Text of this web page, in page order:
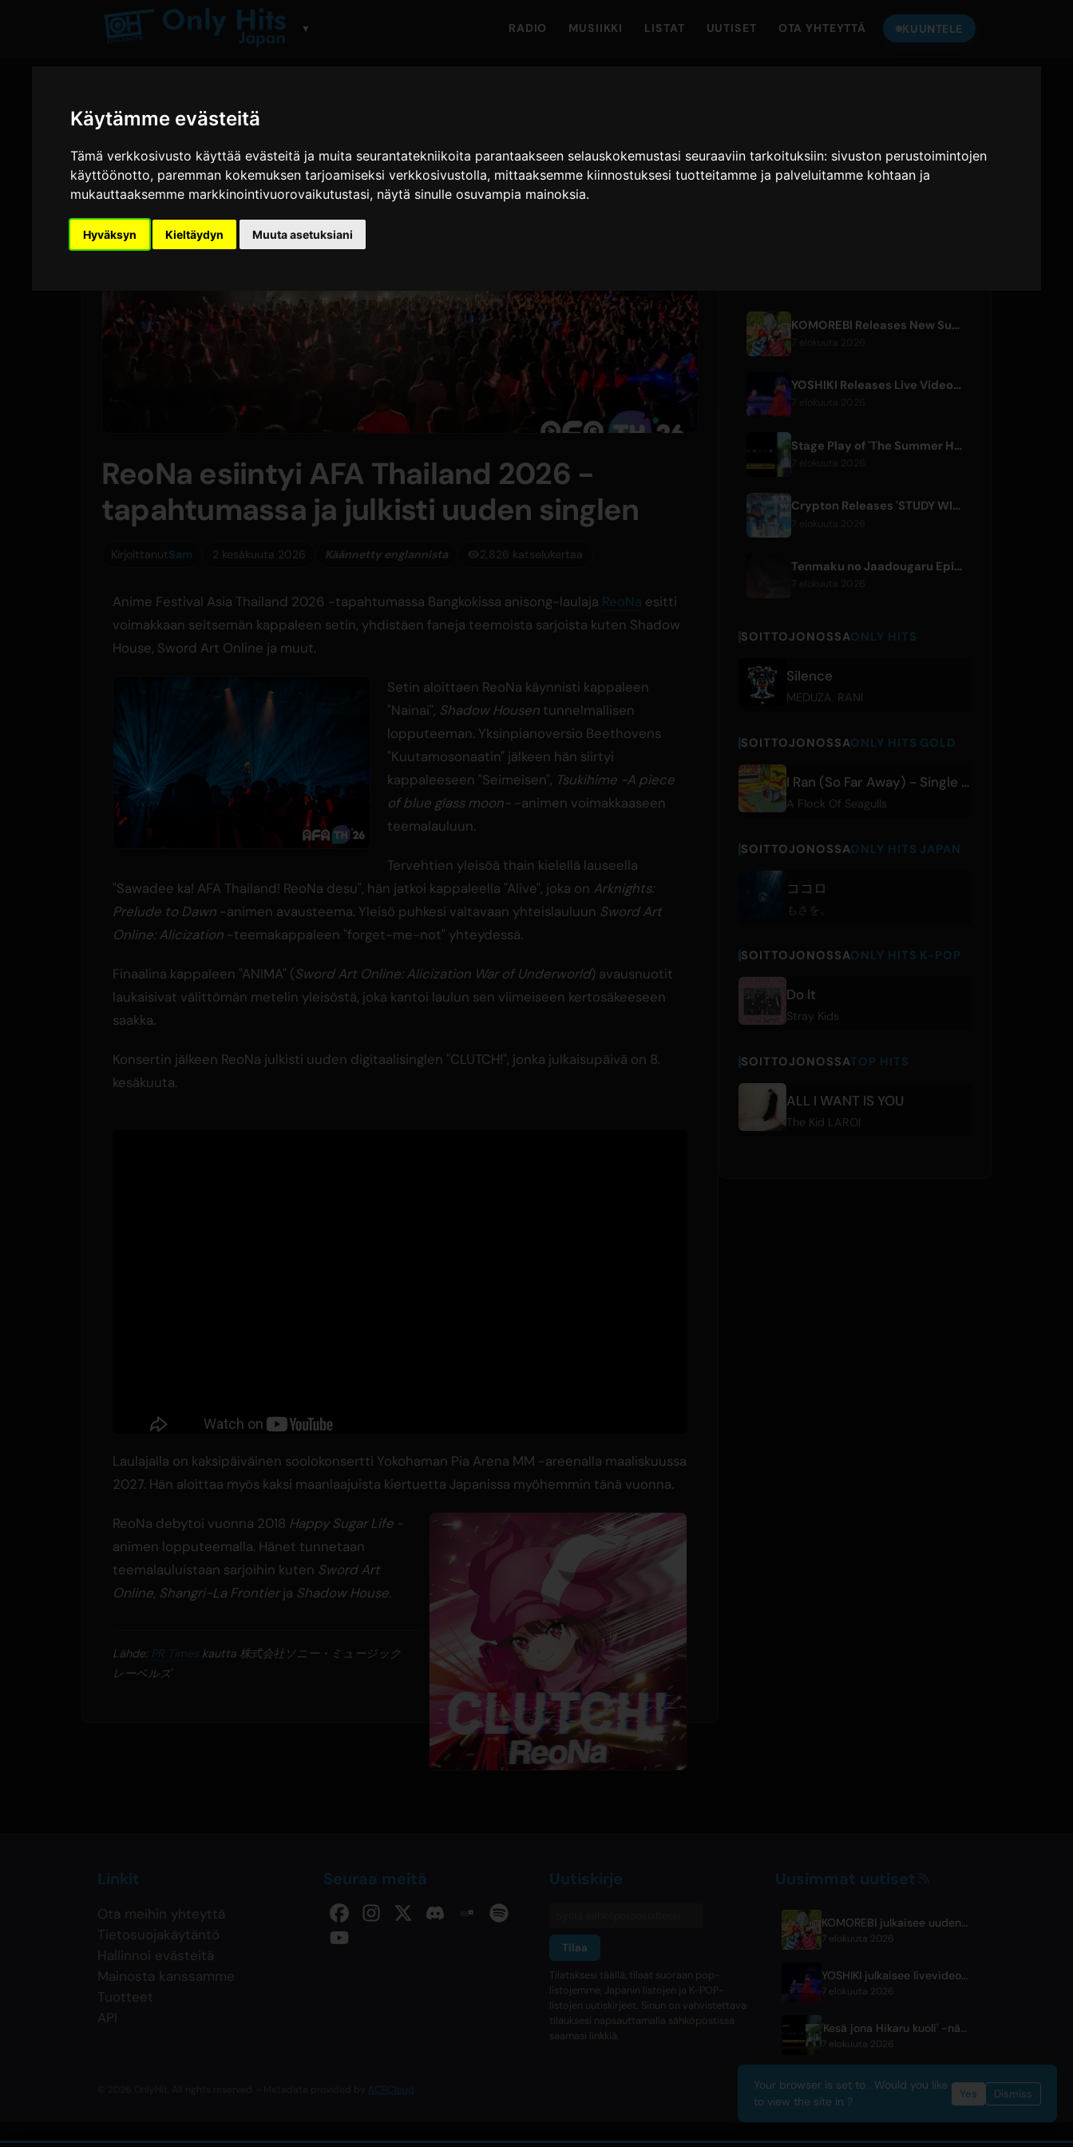
Käytämme evästeitä
Tämä verkkosivusto käyttää evästeitä ja muita seurantatekniikoita parantaakseen selauskokemustasi seuraaviin tarkoituksiin: sivuston perustoimintojen
käyttöönotto, paremman kokemuksen tarjoamiseksi verkkosivustolla, mittaaksemme kiinnostuksesi tuotteitamme ja palveluitamme kohtaan ja
mukauttaaksemme markkinointivuorovaikutustasi, näytä sinulle osuvampia mainoksia.
Hyväksyn Kieltäydyn Muuta asetuksiani
▼ RADIO MUSIIKKI LISTAT UUTISET OTA YHTEYTTÄ KUUNTELE
ReoNa esiintyi AFA Thailand 2026 -
tapahtumassa ja julkisti uuden singlen
KirjoittanutSam 2 kesäkuuta 2026 Käännetty englannista 2,826 katselukertaa
Anime Festival Asia Thailand 2026 -tapahtumassa Bangkokissa anisong-laulaja ReoNa esitti
voimakkaan seitsemän kappaleen setin, yhdistäen faneja teemoista sarjoista kuten Shadow
House, Sword Art Online ja muut.
Setin aloittaen ReoNa käynnisti kappaleen
"Nainai", Shadow Housen tunnelmallisen
lopputeeman. Yksinpianoversio Beethovens
"Kuutamosonaatin" jälkeen hän siirtyi
kappaleeseen "Seimeisen", Tsukihime -A piece
of blue glass moon- -animen voimakkaaseen
teemalauluun.
Tervehtien yleisöä thain kielellä lauseella
"Sawadee ka! AFA Thailand! ReoNa desu", hän jatkoi kappaleella "Alive", joka on Arknights:
Prelude to Dawn -animen avausteema. Yleisö puhkesi valtavaan yhteislauluun Sword Art
Online: Alicization -teemakappaleen "forget-me-not" yhteydessä.
Finaalina kappaleen "ANIMA" (Sword Art Online: Alicization War of Underworld) avausnuotit
laukaisivat välittömän metelin yleisöstä, joka kantoi laulun sen viimeiseen kertosäkeeseen
saakka.
Konsertin jälkeen ReoNa julkisti uuden digitaalisinglen "CLUTCH!", jonka julkaisupäivä on 8.
kesäkuuta.
Laulajalla on kaksipäiväinen soolokonsertti Yokohaman Pia Arena MM -areenalla maaliskuussa
2027. Hän aloittaa myös kaksi maanlaajuista kiertuetta Japanissa myöhemmin tänä vuonna.
ReoNa debytoi vuonna 2018 Happy Sugar Life -
animen lopputeemalla. Hänet tunnetaan
teemalauluistaan sarjoihin kuten Sword Art
Online, Shangri-La Frontierja Shadow House.
Lähde: PR Times kautta 株式会社ソニー・ミュージック
レーベルズ
Only Hits Japan
KOMOREBI Releases New Summer Single 'Letsu Natsu'
7 elokuuta 2026
YOSHIKI Releases Live Videos with Diana Ross and KORN's Jonathan Davis
7 elokuuta 2026
Stage Play of 'The Summer Hikaru Died' Streams Globally for Free on ABEMA
Crypton Releases 'STUDY WITH MIKU - part6 -' Instrumental BGM Video
Tenmaku no Jaadougaru Episode 7 Preview Released
SOITTOJONOSSAONLY HITS
Silence
MEDUZA RANI
SOITTOJONOSSAONLY HITS GOLD
I Ran (So Far Away) - Single Edit
A Flock Of Seagulls
SOITTOJONOSSAONLY HITS JAPAN
ココロ
もさを。
SOITTOJONOSSAONLY HITS K-POP
Do It
Stray Kids
SOITTOJONOSSATOP HITS
ALL I WANT IS YOU
The Kid LAROI
Linkit
Ota meihin yhteyttä
Tietosuojakäytäntö
Hallinnoi evästeitä
Mainosta kanssamme
Tuotteet
API
Seuraa meitä Uutiskirje
Tilaa
Tilataksesi täällä, tilaat suoraan pop-
listojemme, Japanin listojen ja K-POP-
listojen uutiskirjeet. Sinun on vahvistettava
tilauksesi napsauttamalla sähköpostissa
saamasi linkkiä.
Uusimmat uutiset
KOMOREBI julkaisee uuden kesähitin 'Letsu Natsu'
7 elokuuta 2026
YOSHIKI julkaisee livevideoita Dianan Rossin ja KORNin Jonathan Davisin kanssa
7 elokuuta 2026
'Kesä jona Hikaru kuoli' -näytelmä näkyy maailmanlaajuisesti ilmaiseksi ABEMA:ssa
7 elokuuta 2026
ACRCloud
Your browser is set to . Would you like
to view the site in ?
Yes Dismiss